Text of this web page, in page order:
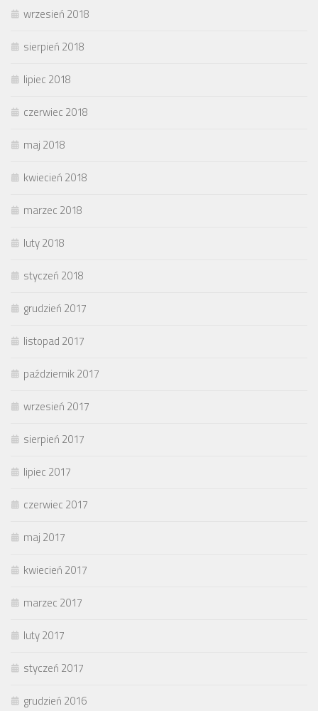
wrzesień 2018
sierpień 2018
lipiec 2018
czerwiec 2018
maj 2018
kwiecień 2018
marzec 2018
luty 2018
styczeń 2018
grudzień 2017
listopad 2017
październik 2017
wrzesień 2017
sierpień 2017
lipiec 2017
czerwiec 2017
maj 2017
kwiecień 2017
marzec 2017
luty 2017
styczeń 2017
grudzień 2016